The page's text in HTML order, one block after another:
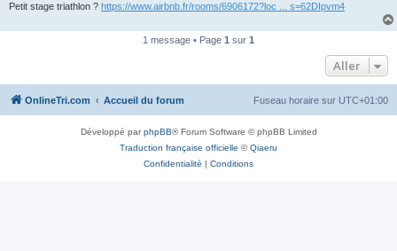
Petit stage triathlon ? https://www.airbnb.fr/rooms/6906172?loc ... s=62DIpvm4
1 message • Page 1 sur 1
Aller
OnlineTri.com Accueil du forum Fuseau horaire sur UTC+01:00
Développé parphpBB® Forum Software © phpBB Limited
Traduction française officielle ©Qiaeru
Confidentialité
Conditions